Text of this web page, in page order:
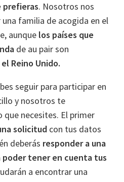
prefieras. Nosotros nos
familia de acogida en el
aunque los países que
de au pair son
Reino Unido.
seguir para participar en
y nosotros te
necesites. El primer
solicitud con tus datos
deberás responder a una
poder tener en cuenta tus
a encontrar una